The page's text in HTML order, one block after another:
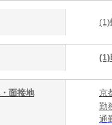
(1)
面接地
京
勤
通